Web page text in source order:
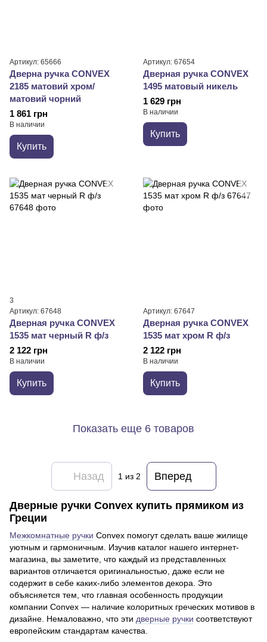
Артикул: 65666
Дверна ручка CONVEX
2185 матовий хром/
матовий чорний
1 861 грн
В наличии
Купить
Артикул: 67654
Дверная ручка CONVEX
1495 матовый никель
1 629 грн
В наличии
Купить
3
Артикул: 67648
Дверная ручка CONVEX
1535 мат черный R ф/з
2 122 грн
В наличии
Купить
Артикул: 67647
Дверная ручка CONVEX
1535 мат хром R ф/з
2 122 грн
В наличии
Купить
Показать еще 6 товаров
Назад 1 из 2 Вперед
Дверные ручки Сonvex купить прямиком из
Греции
Межкомнатные ручки Convex помогут сделать ваше жилище
уютным и гармоничным. Изучив каталог нашего интернет-
магазина, вы заметите, что каждый из представленных
вариантов отличается оригинальностью, даже если не
содержит в себе каких-либо элементов декора. Это
объясняется тем, что главная особенность продукции
компании Convex — наличие колоритных греческих мотивов в
дизайне. Немаловажно, что эти дверные ручки соответствуют
европейским стандартам качества.